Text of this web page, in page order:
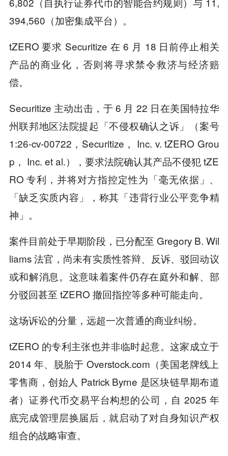
394,560（加密集成平台）。
tZERO 要求 Securitize 在 6 月 18 日前停止相关
产品的商业化，否则将寻求禁令救济与经济赔
偿。
Securitize 主动出击，于 6 月 22 日在美国特拉华
州联邦地区法院提起「不侵权确认之诉」（案号
1:26-cv-00722，Securitize， Inc. v. tZERO Grou
p， Inc. et al.），要求法院确认其产品不侵犯 tZE
RO 专利，并将对方指控定性为「毫无依据」、
「缺乏实质内容」，称其「违背行业公平竞争精
神」。
案件目前处于早期阶段，已分配至 Gregory B. Wil
liams 法官，尚未有实质性答辩、反诉、驳回动议
或和解消息。这意味着案件仍存在庭外和解、部
分驳回甚至 tZERO 撤回指控等多种可能走向。
这场诉讼的分量，远超一次普通的商业纠纷。
tZERO 的专利主张也并非临时起意。这家成立于
2014 年、脱胎于 Overstock.com（美国老牌线上
零售商，创始人 Patrick Byrne 是区块链早期布道
者）证券代币交易平台构想的公司，自 2025 年
底完成管理层换届后，就启动了对自身知识产权
组合的战略审查。